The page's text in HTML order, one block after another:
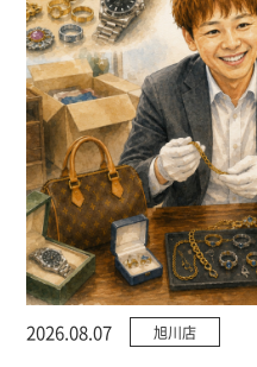
2026.08.07 旭川店